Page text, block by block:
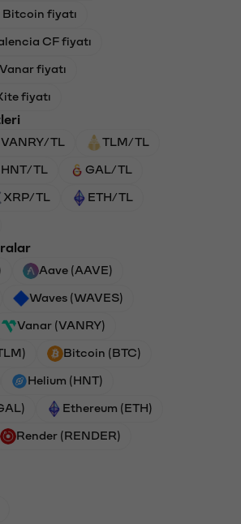
Bitcoin fiyatı
CF fiyatı
fiyatı
fiyatı
VANRY/TL TLM/TL
HNT/TL GAL/TL
XRP/TL ETH/TL
Aave (AAVE)
Waves (WAVES)
Vanar (VANRY)
Bitcoin (BTC)
Helium (HNT)
Ethereum (ETH)
Render (RENDER)